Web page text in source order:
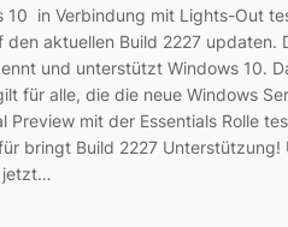
10 in Verbindung mit Lights-Out
den aktuellen Build 2227 updaten.
und unterstützt Windows 10.
für alle, die die neue Windows
Preview mit der Essentials Rolle
bringt Build 2227 Unterstützung!
jetzt…